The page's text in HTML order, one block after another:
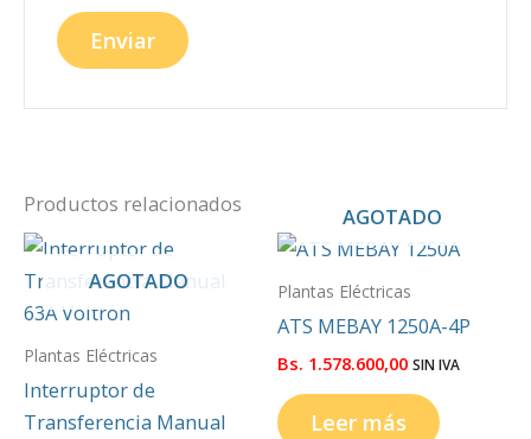
Productos relacionados
AGOTADO
Plantas Eléctricas
Interruptor de
Transferencia Manual
AGOTADO
Plantas Eléctricas
ATS MEBAY 1250A-4P
Bs. 1.578.600,00 SIN IVA
Leer más